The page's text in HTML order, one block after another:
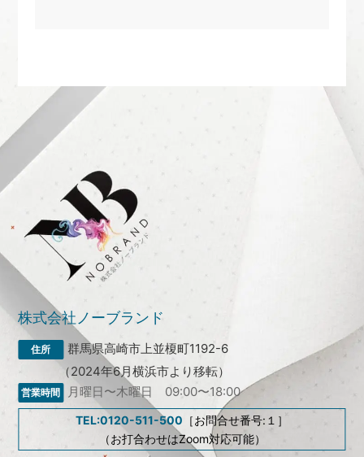
株式会社ノーブランド
群馬県高崎市上並榎町1192-6
（2024年6月横浜市より移転）
月曜日〜木曜日 09:00〜18:00
TEL:0120-511-500 ［お問合せ番号:１］
（お打合わせはZoom対応可能）